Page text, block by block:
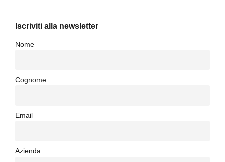
Iscriviti alla newsletter
Nome
Cognome
Email
Azienda